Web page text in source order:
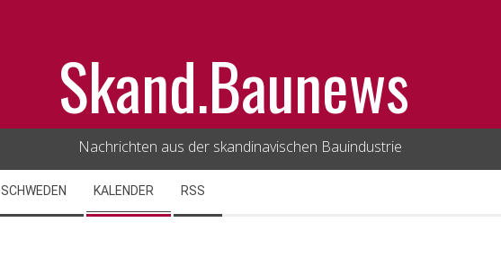
Skand.Baunews
Nachrichten aus der skandinavischen Bauindustrie
SCHWEDEN KALENDER RSS